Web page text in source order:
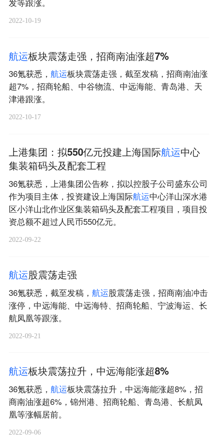
发等跟涨。
2022-10-19
航运板块震荡走强，招商南油涨超7%
36氪获悉， 航运板块震荡走强，截至发稿，招商南油涨
超7%，招商轮船、中谷物流、中远海能、青岛港、天
津港跟涨。
2022-10-17
上港集团：拟550亿元投建上海国际航运中心
集装箱码头及配套工程
36氪获悉，上港集团公告称，拟以控股子公司盛东公司
作为项目主体，投资建设上海国际航运中心洋山深水港
区小洋山北作业区集装箱码头及配套工程项目，项目投
资总额不超过人民币550亿元。
2022-09-22
航运股震荡走强
36氪获悉，截至发稿， 航运股震荡走强，招商南油冲击
涨停，中远海能、中远海特、招商轮船、宁波海运、长
航凤凰等跟涨。
2022-09-21
航运板块震荡拉升，中远海能涨超8%
36氪获悉， 航运板块震荡拉升，中远海能涨超8%，招
商南油涨超6%，锦州港、招商轮船、青岛港、长航凤
凰等涨幅居前。
2022-09-06